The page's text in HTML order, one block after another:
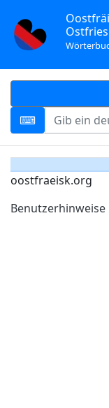
oostfraeisk.org
Benutzerhinweise